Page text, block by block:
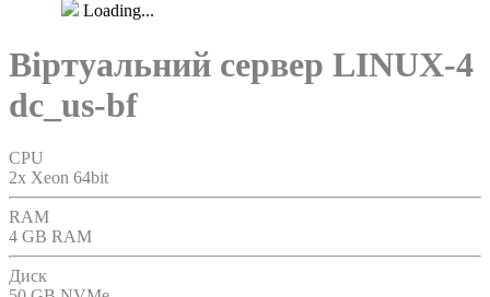
Loading...
Віртуальний сервер LINUX-4
dc_us-bf
CPU
2x Xeon 64bit
RAM
4 GB RAM
Диск